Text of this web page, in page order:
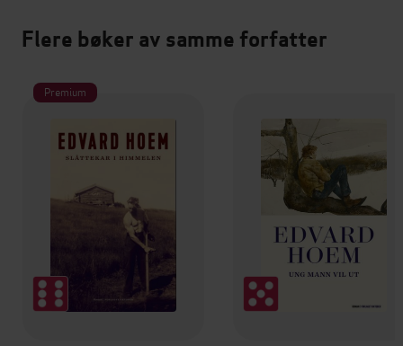
Flere bøker av samme forfatter
Premium